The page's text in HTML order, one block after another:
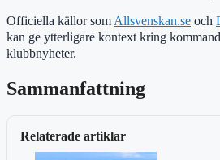
Officiella källor som Allsvenskan.se och
kan ge ytterligare kontext kring
klubbnyheter.
Sammanfattning
Relaterade artiklar